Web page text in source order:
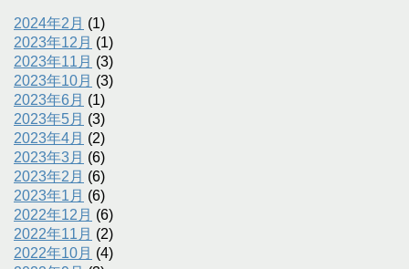
2024年2月 (1)
2023年12月 (1)
2023年11月 (3)
2023年10月 (3)
2023年6月 (1)
2023年5月 (3)
2023年4月 (2)
2023年3月 (6)
2023年2月 (6)
2023年1月 (6)
2022年12月 (6)
2022年11月 (2)
2022年10月 (4)